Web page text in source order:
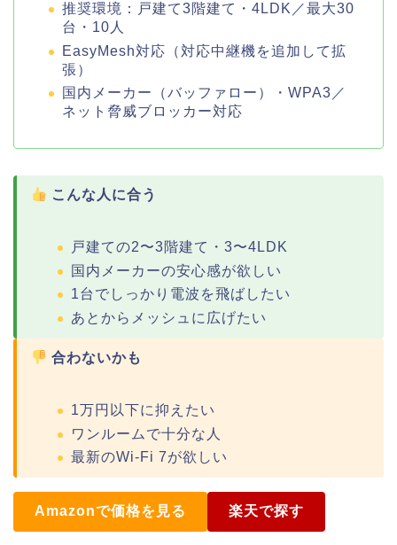
推奨環境：戸建て3階建て・4LDK／最大30
台・10人
EasyMesh対応（対応中継機を追加して拡
張）
国内メーカー（バッファロー）・WPA3／
ネット脅威ブロッカー対応
こんな人に合う
戸建ての2〜3階建て・3〜4LDK
国内メーカーの安心感が欲しい
1台でしっかり電波を飛ばしたい
あとからメッシュに広げたい
合わないかも
1万円以下に抑えたい
ワンルームで十分な人
最新のWi-Fi 7が欲しい
Amazonで価格を見る 楽天で探す